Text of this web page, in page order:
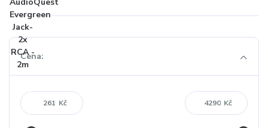
Cena:
Kč Kč